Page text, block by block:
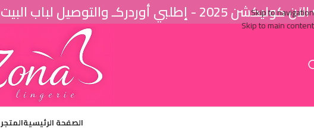
Skip to navigation
Skip to main content
2025 - إطلبي أوردركـ والتوصيل لباب البيت ♥
الصفحة الرئيسية